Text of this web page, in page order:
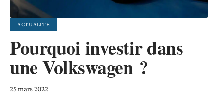
ACTUALITÉ
Pourquoi investir dans
une Volkswagen ?
25 mars 2022